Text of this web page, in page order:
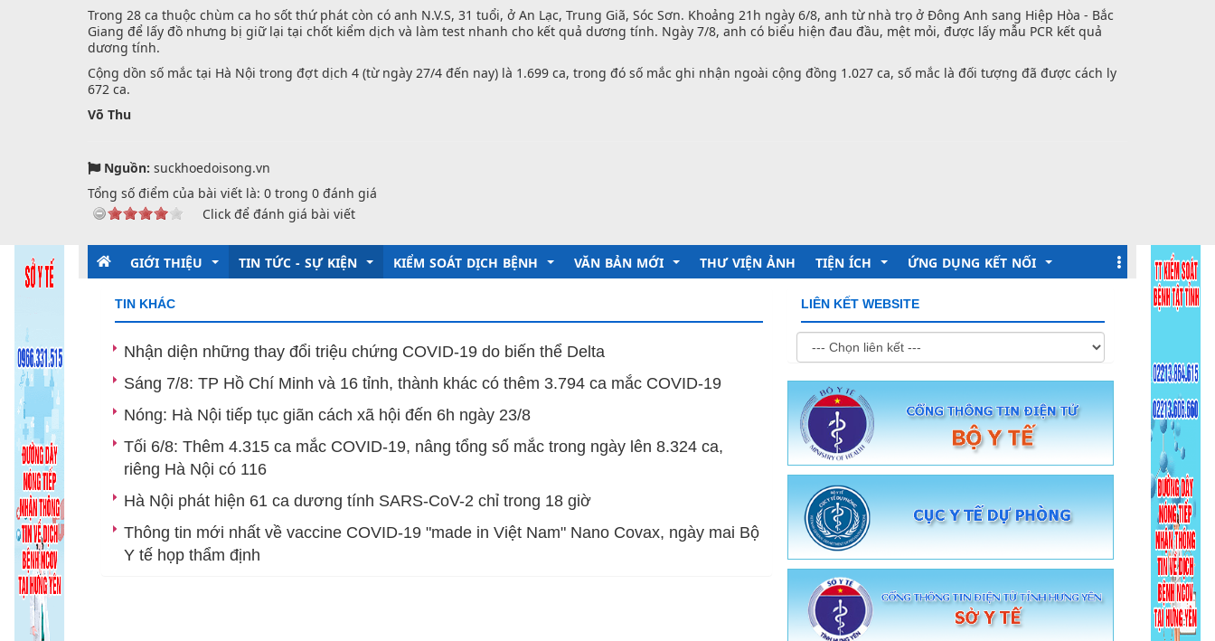
Trong 28 ca thuộc chùm ca ho sốt thứ phát còn có anh N.V.S, 31 tuổi, ở An Lạc, Trung Giã, Sóc Sơn. Khoảng 21h ngày 6/8, anh từ nhà trọ ở Đông Anh sang Hiệp Hòa - Bắc
Giang để lấy đồ nhưng bị giữ lại tại chốt kiểm dịch và làm test nhanh cho kết quả dương tính. Ngày 7/8, anh có biểu hiện đau đầu, mệt mỏi, được lấy mẫu PCR kết quả
dương tính.
Cộng dồn số mắc tại Hà Nội trong đợt dịch 4 (từ ngày 27/4 đến nay) là 1.699 ca, trong đó số mắc ghi nhận ngoài cộng đồng 1.027 ca, số mắc là đối tượng đã được cách ly
672 ca.
Võ Thu
Nguồn: suckhoedoisong.vn
Tổng số điểm của bài viết là: 0 trong 0 đánh giá
Click để đánh giá bài viết
GIỚI THIỆU
Giới thiệu chung
Chức năng nhiệm vụ
Tổ chức bộ máy Ban Giám đốc
Các Phòng chức năngPhòng Tổ chức - Hành chính
Phòng Kế hoạch - Tài Chính
Các Khoa, phòng chuyên mônKhoa Phòng, chống bệnh truyền nhiễm
Khoa Dinh dưỡng - Phòng, chống bệnh không lây nhiễm
TIN TỨC - SỰ KIỆN
Kỷ niệm 135 năm ngày sinh Chủ tịch Hồ chí minh
Tin trong nước và quốc tế
Thông tin ngành
KIỂM SOÁT DỊCH BỆNH
Truyền thông giáo dục sức khỏe
Dinh dưỡng - An toàn vệ sinh thực phẩm
Phòng chống dịch bệnh
Người tốt việc tốt
Y dược cổ truyền
Tài liệu Truyền thông
VĂN BẢN MỚI
Trung tâm Kiểm soát bệnh tật
Sở Y tế
Bộ Y tế
THƯ VIỆN ẢNH TIỆN ÍCH
Lịch làm việc
Hỏi đáp Online
Dịch vụ tiêm chủng
Đăng ký lấy mẫu xét nghiệm
Cổng tra cứu sức khỏe toàn dân
Tra cứu thuốc
ỨNG DỤNG KẾT NỐI
Sức khỏe toàn dân
Tiêm chủng quốc gia
Hệ thống Methadone
Giám định Bảo hiểm y tế
TIN KHÁC
Nhận diện những thay đổi triệu chứng COVID-19 do biến thể Delta
Sáng 7/8: TP Hồ Chí Minh và 16 tỉnh, thành khác có thêm 3.794 ca mắc COVID-19
Nóng: Hà Nội tiếp tục giãn cách xã hội đến 6h ngày 23/8
Tối 6/8: Thêm 4.315 ca mắc COVID-19, nâng tổng số mắc trong ngày lên 8.324 ca,
riêng Hà Nội có 116
Hà Nội phát hiện 61 ca dương tính SARS-CoV-2 chỉ trong 18 giờ
Thông tin mới nhất về vaccine COVID-19 "made in Việt Nam" Nano Covax, ngày mai Bộ
Y tế họp thẩm định
LIÊN KẾT WEBSITE